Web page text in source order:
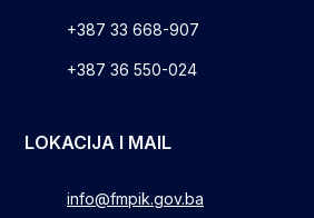
+387 33 668-907
+387 36 550-024
LOKACIJA I MAIL
info@fmpik.gov.ba